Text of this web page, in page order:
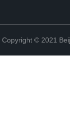
Copyright © 2021